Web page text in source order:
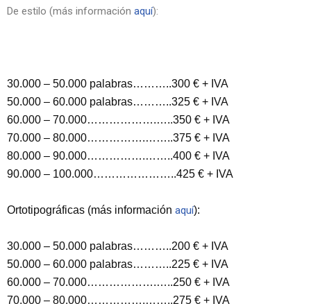
De estilo (más información aquí):
30.000 – 50.000 palabras………..300 € + IVA
50.000 – 60.000 palabras………..325 € + IVA
60.000 – 70.000……………….…..350 € + IVA
70.000 – 80.000…………….……..375 € + IVA
80.000 – 90.000…………….……..400 € + IVA
90.000 – 100.000…………………..425 € + IVA
Ortotipográficas (más información aquí):
30.000 – 50.000 palabras………..200 € + IVA
50.000 – 60.000 palabras………..225 € + IVA
60.000 – 70.000……………….…..250 € + IVA
70.000 – 80.000…………….……..275 € + IVA